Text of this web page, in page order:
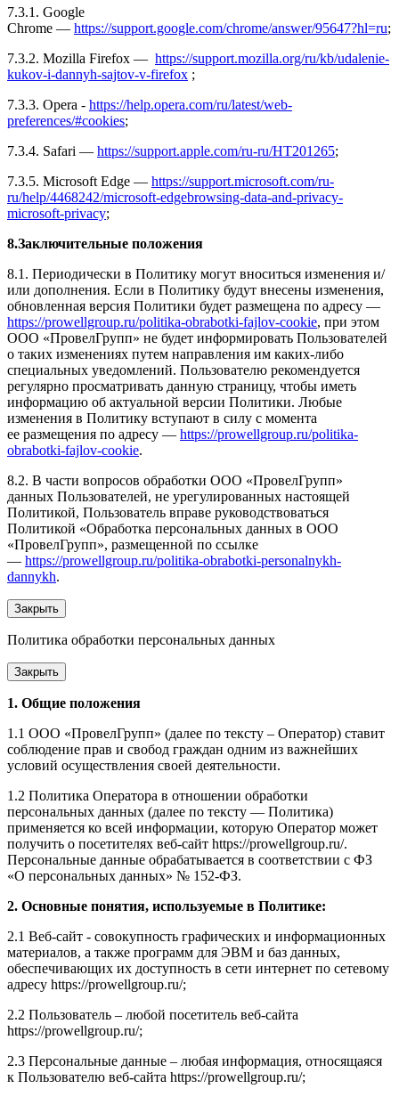
7.3.1. Google
Chrome — https://support.google.com/chrome/answer/95647?hl=ru;
7.3.2. Mozilla Firefox — https://support.mozilla.org/ru/kb/udalenie-
kukov-i-dannyh-sajtov-v-firefox ;
7.3.3. Opera - https://help.opera.com/ru/latest/web-
preferences/#cookies;
7.3.4. Safari — https://support.apple.com/ru-ru/HT201265;
7.3.5. Microsoft Edge — https://support.microsoft.com/ru-
ru/help/4468242/microsoft-edgebrowsing-data-and-privacy-
microsoft-privacy;
8.Заключительные положения
8.1. Периодически в Политику могут вноситься изменения и/
или дополнения. Если в Политику будут внесены изменения,
обновленная версия Политики будет размещена по адресу —
https://prowellgroup.ru/politika-obrabotki-fajlov-cookie, при этом
ООО «ПровелГрупп» не будет информировать Пользователей
о таких изменениях путем направления им каких-либо
специальных уведомлений. Пользователю рекомендуется
регулярно просматривать данную страницу, чтобы иметь
информацию об актуальной версии Политики. Любые
изменения в Политику вступают в силу с момента
ее размещения по адресу — https://prowellgroup.ru/politika-
obrabotki-fajlov-cookie.
8.2. В части вопросов обработки ООО «ПровелГрупп»
данных Пользователей, не урегулированных настоящей
Политикой, Пользователь вправе руководствоваться
Политикой «Обработка персональных данных в ООО
«ПровелГрупп», размещенной по ссылке
— https://prowellgroup.ru/politika-obrabotki-personalnykh-
dannykh.
Закрыть
Политика обработки персональных данных
Закрыть
1. Общие положения
1.1 ООО «ПровелГрупп» (далее по тексту – Оператор) ставит
соблюдение прав и свобод граждан одним из важнейших
условий осуществления своей деятельности.
1.2 Политика Оператора в отношении обработки
персональных данных (далее по тексту — Политика)
применяется ко всей информации, которую Оператор может
получить о посетителях веб-сайт https://prowellgroup.ru/.
Персональные данные обрабатывается в соответствии с ФЗ
«О персональных данных» № 152-ФЗ.
2. Основные понятия, используемые в Политике:
2.1 Веб-сайт - совокупность графических и информационных
материалов, а также программ для ЭВМ и баз данных,
обеспечивающих их доступность в сети интернет по сетевому
адресу https://prowellgroup.ru/;
2.2 Пользователь – любой посетитель веб-сайта
https://prowellgroup.ru/;
2.3 Персональные данные – любая информация, относящаяся
к Пользователю веб-сайта https://prowellgroup.ru/;